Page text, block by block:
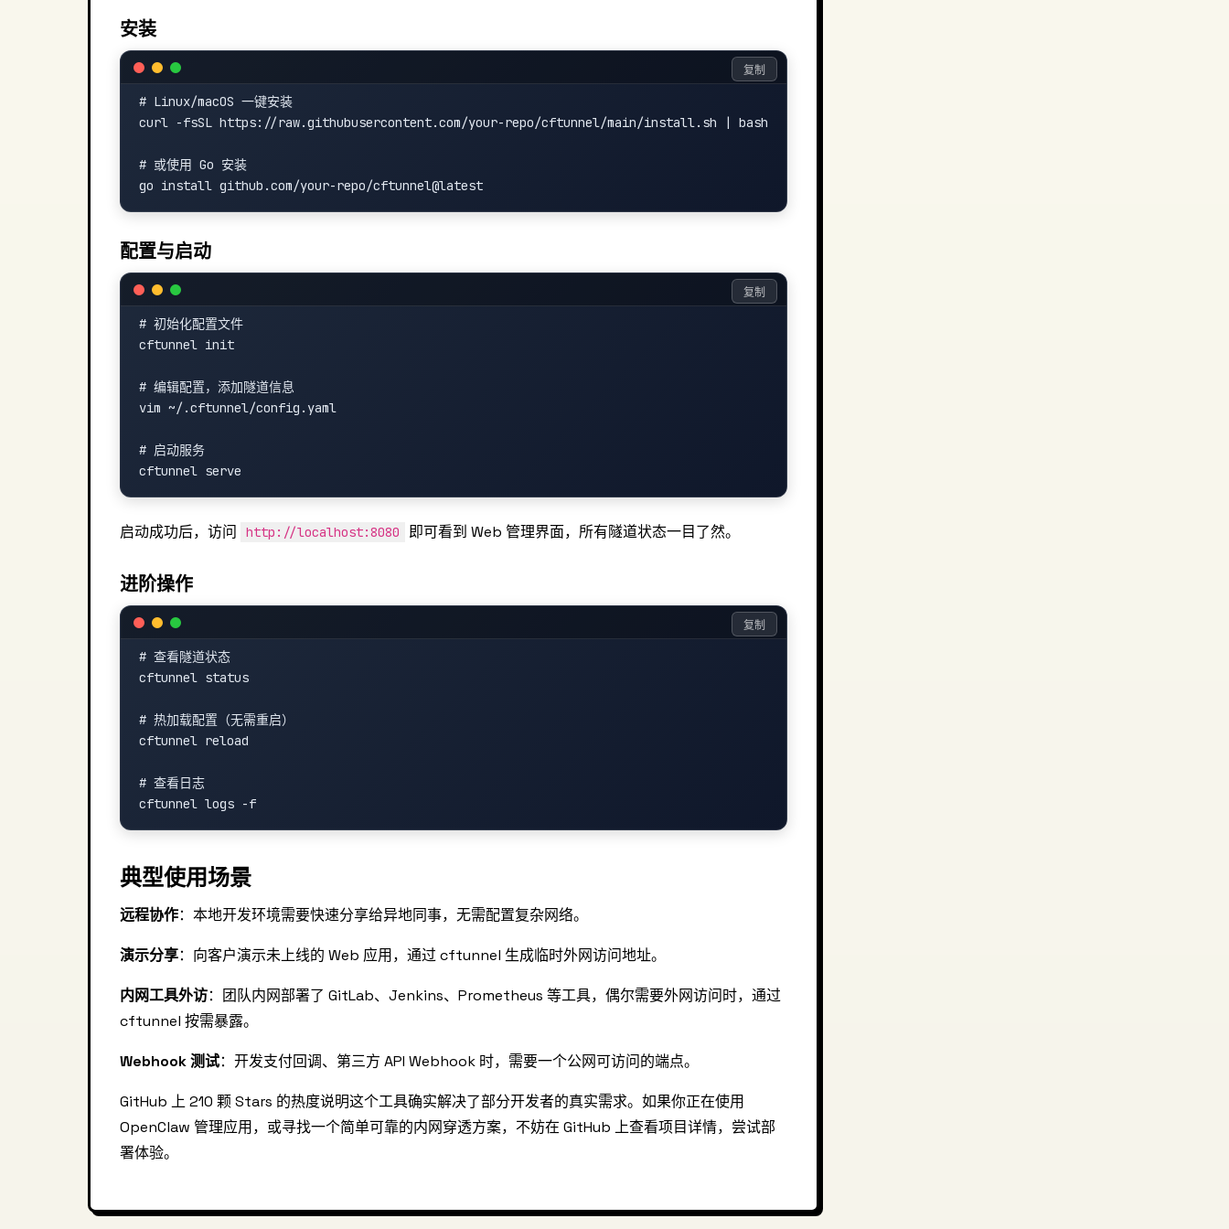
安装
# Linux/macOS 一键安装
curl -fsSL https://raw.githubusercontent.com/your-repo/cftunnel/main/install.sh | bash
# 或使用 Go 安装
复制
配置与启动
# 初始化配置文件
cftunnel init
# 编辑配置，添加隧道信息
vim ~/.cftunnel/config.yaml
# 启动服务
复制
启动成功后，访问 http://localhost:8080 即可看到 Web 管理界面，所有隧道状态一目了然。
进阶操作
# 查看隧道状态
cftunnel status
# 热加载配置（无需重启）
cftunnel reload
# 查看日志
复制
典型使用场景
远程协作：本地开发环境需要快速分享给异地同事，无需配置复杂网络。
演示分享：向客户演示未上线的 Web 应用，通过 cftunnel 生成临时外网访问地址。
内网工具外访：团队内网部署了 GitLab、Jenkins、Prometheus 等工具，偶尔需要外网访问时，通过
cftunnel 按需暴露。
Webhook 测试：开发支付回调、第三方 API Webhook 时，需要一个公网可访问的端点。
GitHub 上 210 颗 Stars 的热度说明这个工具确实解决了部分开发者的真实需求。如果你正在使用
OpenClaw 管理应用，或寻找一个简单可靠的内网穿透方案，不妨在 GitHub 上查看项目详情，尝试部
署体验。